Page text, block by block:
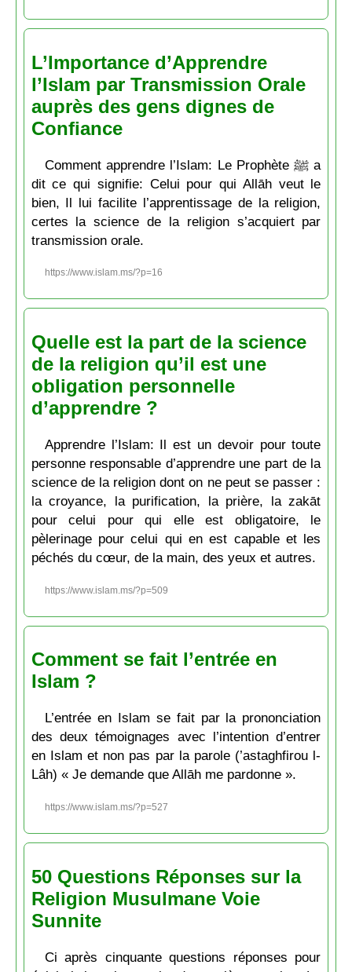
L’Importance d’Apprendre
l’Islam par Transmission Orale
auprès des gens dignes de
Confiance
Comment apprendre l’Islam: Le Prophète ﷺ a
dit ce qui signifie: Celui pour qui Allāh veut le
bien, Il lui facilite l’apprentissage de la religion,
certes la science de la religion s’acquiert par
transmission orale.
https://www.islam.ms/?p=16
Quelle est la part de la science
de la religion qu’il est une
obligation personnelle
d’apprendre ?
Apprendre l’Islam: Il est un devoir pour toute
personne responsable d’apprendre une part de la
science de la religion dont on ne peut se passer :
la croyance, la purification, la prière, la zakāt
pour celui pour qui elle est obligatoire, le
pèlerinage pour celui qui en est capable et les
péchés du cœur, de la main, des yeux et autres.
https://www.islam.ms/?p=509
Comment se fait l’entrée en
Islam ?
L’entrée en Islam se fait par la prononciation
des deux témoignages avec l’intention d’entrer
en Islam et non pas par la parole (’astaghfirou l-
Lâh) « Je demande que Allāh me pardonne ».
https://www.islam.ms/?p=527
50 Questions Réponses sur la
Religion Musulmane Voie
Sunnite
Ci après cinquante questions réponses pour